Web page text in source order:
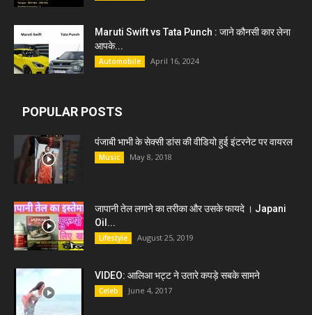
Maruti Swift vs Tata Punch : जाने कौनसी कार लेना
आपके...
Automobile April 16, 2024
POPULAR POSTS
पंजाबी भाभी के सेक्सी डांस की वीडियो हुई इंटरनेट पर वायरल
Music May 8, 2018
जापानी तेल लगाने का तरीका और उसके फायदे । Japani
Oil...
Lifestyle August 25, 2019
VIDEO: आलिआ भट्ट ने उतारे कपड़े सबके सामने
Celeb June 4, 2017